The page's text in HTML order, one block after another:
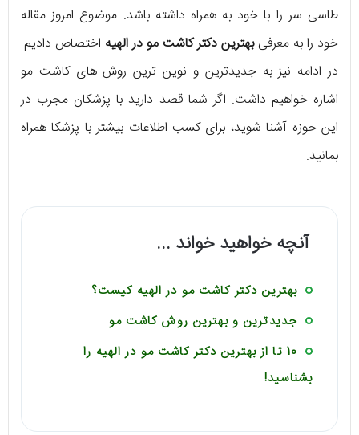
طاسی سر را با خود به همراه داشته باشد. موضوع امروز مقاله‌
خود را به معرفیبهترین دکتر کاشت مو در الهیه اختصاص دادیم.
در ادامه نیز به جدیدترین و نوین‌ ترین روش‌ های کاشت مو
اشاره خواهیم داشت. اگر شما قصد دارید با پزشکان مجرب در
این حوزه آشنا شوید، برای کسب اطلاعات بیشتر با پزشکا همراه
بمانید.
آنچه خواهید خواند ...
بهترین دکتر کاشت مو در الهیه کیست؟
جدیدترین و بهترین روش کاشت مو
10 تا از بهترین دکتر کاشت مو در الهیه را
بشناسید!